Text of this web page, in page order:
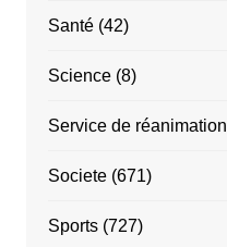
Santé(42)
Science(8)
Service de réanimation
Societe(671)
Sports(727)